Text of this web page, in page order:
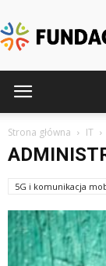
Strona główna IT
5G i komunikacja